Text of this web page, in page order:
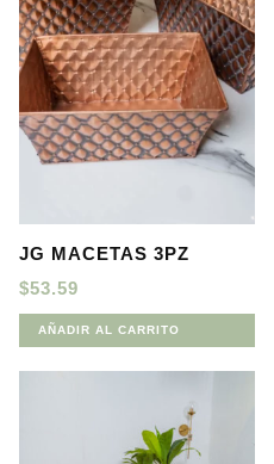
JG MACETAS 3PZ
$53.59
AÑADIR AL CARRITO